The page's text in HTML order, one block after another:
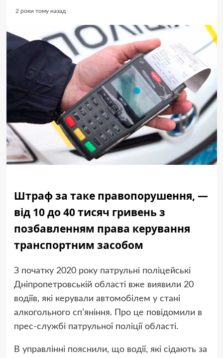
2 роки тому назад
Штраф за таке правопорушення, —
від 10 до 40 тисяч гривень з
позбавленням права керування
транспортним засобом
З початку 2020 року патрульні поліцейські
Дніпропетровській області вже виявили 20
водіїв, які керували автомобілем у стані
алкогольного сп’яніння. Про це повідомили в
прес-службі патрульної поліції області.
В управлінні пояснили, що водії, які сідають за